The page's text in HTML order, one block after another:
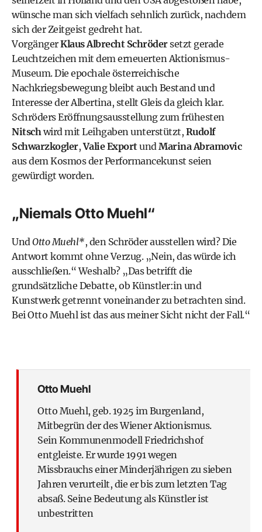
wünsche man sich vielfach sehnlich zurück, nachdem
sich der Zeitgeist gedreht hat.
VorgängerKlaus Albrecht Schrödersetzt gerade
Leuchtzeichen mit dem erneuerten Aktionismus-
Museum. Die epochale österreichische
Nachkriegsbewegung bleibt auch Bestand und
Interesse der Albertina, stellt Gleis da gleich klar.
Schröders Eröffnungsausstellung zum frühesten
Nitschwird mit Leihgaben unterstützt, Rudolf
Schwarzkogler,Valie ExportundMarina Abramovic
aus dem Kosmos der Performancekunst seien
gewürdigt worden.
„Niemals Otto Muehl“
UndOtto Muehl*, den Schröder ausstellen wird? Die
Antwort kommt ohne Verzug. „Nein, das würde ich
ausschließen.“ Weshalb? „Das betrifft die
grundsätzliche Debatte, ob Künstler:in und
Kunstwerk getrennt voneinander zu betrachten sind.
Bei Otto Muehl ist das aus meiner Sicht nicht der Fall.“
Otto Muehl
Otto Muehl, geb. 1925 im Burgenland,
Mitbegrün der des Wiener Aktionismus.
Sein Kommunenmodell Friedrichshof
entgleiste. Er wurde 1991 wegen
Missbrauchs einer Minderjährigen zu sieben
Jahren verurteilt, die er bis zum letzten Tag
absaß. Seine Bedeutung als Künstler ist
unbestritten